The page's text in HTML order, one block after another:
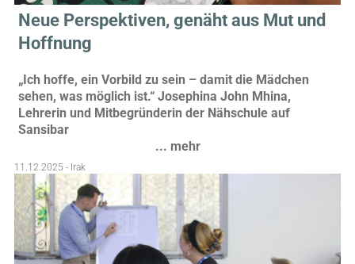
Neue Perspektiven, genäht aus Mut und
Hoffnung
„Ich hoffe, ein Vorbild zu sein – damit die Mädchen
sehen, was möglich ist.“ Josephina John Mhina,
Lehrerin und Mitbegründerin der Nähschule auf
Sansibar
... mehr
11.12.2025 - Irak